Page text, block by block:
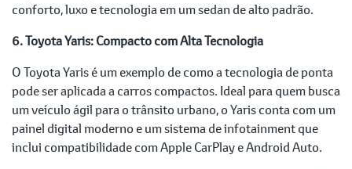
conforto, luxo e tecnologia em um sedan de alto padrão.
6. Toyota Yaris: Compacto com Alta Tecnologia
O Toyota Yaris é um exemplo de como a tecnologia de ponta
pode ser aplicada a carros compactos. Ideal para quem busca
um veículo ágil para o trânsito urbano, o Yaris conta com um
painel digital moderno e um sistema de infotainment que
inclui compatibilidade com Apple CarPlay e Android Auto.